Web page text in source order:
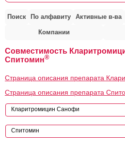
Поиск По алфавиту Активные в-ва
Компании
Совместимость
Спитомин®
Страница описания препарата
Страница описания препарата